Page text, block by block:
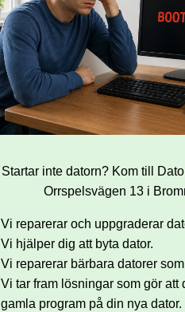
Startar inte datorn? Kom till
Orrspelsvägen 13 i
Vi reparerar och uppgraderar
Vi hjälper dig att byta dator.
Vi reparerar bärbara datorer
Vi tar fram lösningar som gör att
gamla program på din nya dator.